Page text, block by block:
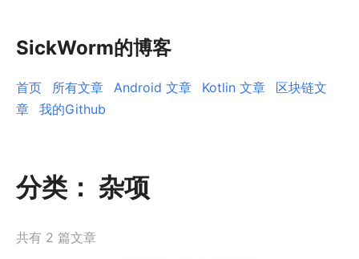
SickWorm的博客
首页 所有文章 Android 文章 Kotlin 文章
区块链文
章
我的Github
分类： 杂项
共有 2 篇文章